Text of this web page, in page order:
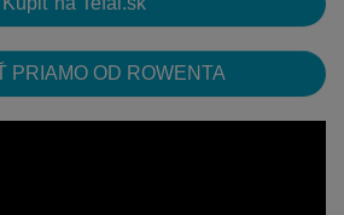
PRIAMO OD ROWENTA